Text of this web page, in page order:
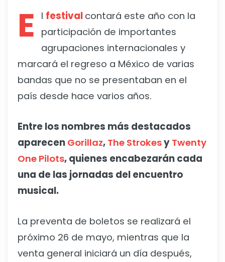
E l festival contará este año con la
participación de importantes
agrupaciones internacionales y
marcará el regreso a México de varias
bandas que no se presentaban en el
país desde hace varios años.
Entre los nombres más destacados
aparecen Gorillaz, The Strokesy Twenty
One Pilots, quienes encabezarán cada
una de las jornadas del encuentro
musical.
La preventa de boletos se realizará el
próximo 26 de mayo, mientras que la
venta general iniciará un día después,